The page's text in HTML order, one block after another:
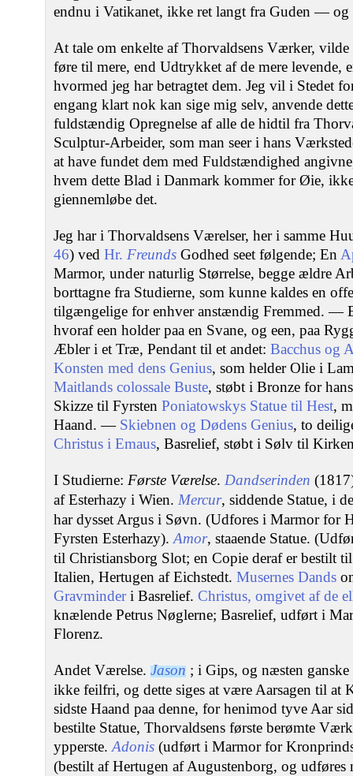
endnu i Vatikanet, ikke ret langt fra Guden —
At tale om enkelte af Thorvaldsens Værker,
føre til mere, end Udtrykket af de mere levende,
hvormed jeg har betragtet dem. Jeg vil i Stedet
engang klart nok kan sige mig selv, anvende
fuldstændig Opregnelse af alle de hidtil fra
Sculptur-Arbeider, som man seer i hans
at have fundet dem med Fuldstændighed
hvem dette Blad i Danmark kommer for Øie,
giennemløbe det.
Jeg har i Thorvaldsens Værelser, her i samme
46) ved Hr. Freunds Godhed seet følgende; En
Marmor, under naturlig Størrelse, begge ældre
borttagne fra Studierne, som kunne kaldes en
tilgængelige for enhver anstændig Fremmed. —
hvoraf een holder paa en Svane, og een, paa
Æbler i et Træ, Pendant til et andet: Bacchus og
Konsten med dens Genius, som helder Olie i
Maitlands colossale Buste, støbt i Bronze for
Skizze til Fyrsten Poniatowskys Statue til Hest,
Haand. — Skiebnen og Dødens Genius, to
Christus i Emaus, Basrelief, støbt i Sølv til
I Studierne: Første Værelse. Dandserinden
af Esterhazy i Wien. Mercur, siddende Statue, i
har dysset Argus i Søvn. (Udfores i Marmor for
Fyrsten Esterhazy). Amor, staaende Statue.
til Christiansborg Slot; en Copie deraf er bestilt
Italien, Hertugen af Eichstedt. Musernes Dands
Gravminderi Basrelief. Christus, omgivet af de
knælende Petrus Nøglerne; Basrelief, udført i
Florenz.
Andet Værelse. Jason ; i Gips, og næsten
ikke feilfri, og dette siges at være Aarsagen til at
sidste Haand paa denne, for henimod tyve Aar
bestilte Statue, Thorvaldsens første berømte
ypperste. Adonis (udført i Marmor for
(bestilt af Hertugen af Augustenborg, og